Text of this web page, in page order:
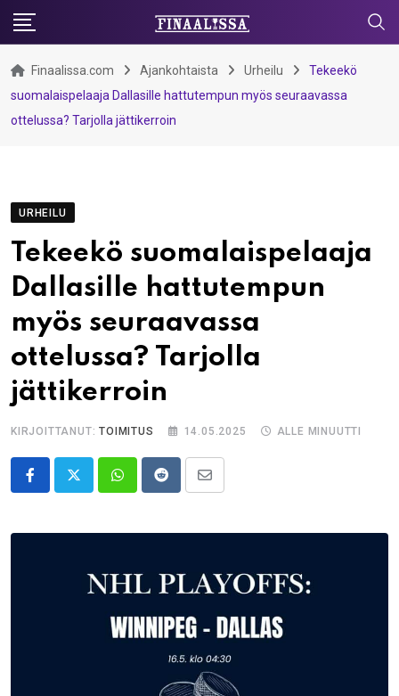
Skip
content
Finaalissa.com Ajankohtaista Urheilu
Tekeekö
suomalaispelaaja Dallasille hattutempun myös seuraavassa
ottelussa? Tarjolla jättikerroin
URHEILU
Tekeekö suomalaispelaaja
Dallasille hattutempun
myös seuraavassa
ottelussa? Tarjolla
jättikerroin
KIRJOITTANUT:TOIMITUS 14.05.2025 ALLE MINUUTTI
WhatsappRedditShare
Email